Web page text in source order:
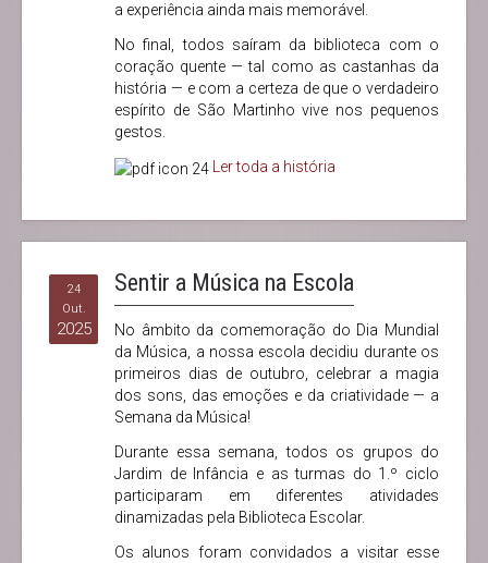
a experiência ainda mais memorável.
No final, todos saíram da biblioteca com o
coração quente — tal como as castanhas da
história — e com a certeza de que o verdadeiro
espírito de São Martinho vive nos pequenos
gestos.
Ler toda a história
24
Out.
2025
Sentir a Música na Escola
No âmbito da comemoração do Dia Mundial
da Música, a nossa escola decidiu durante os
primeiros dias de outubro, celebrar a magia
dos sons, das emoções e da criatividade — a
Semana da Música!
Durante essa semana, todos os grupos do
Jardim de Infância e as turmas do 1.º ciclo
participaram em diferentes atividades
dinamizadas pela Biblioteca Escolar.
Os alunos foram convidados a visitar esse